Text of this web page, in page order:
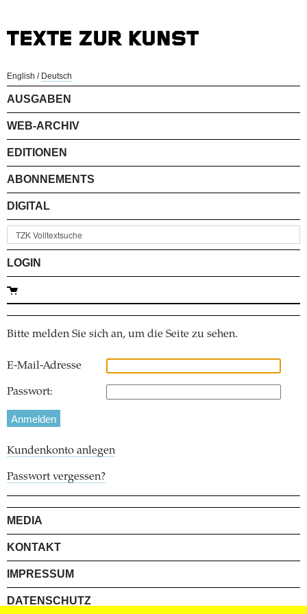
English / Deutsch
AUSGABEN
WEB-ARCHIV
EDITIONEN
ABONNEMENTS
DIGITAL
LOGIN
Bitte melden Sie sich an, um die Seite zu sehen.
E-Mail-Adresse
Passwort:
Kundenkonto anlegen
Passwort vergessen?
MEDIA
KONTAKT
IMPRESSUM
DATENSCHUTZ